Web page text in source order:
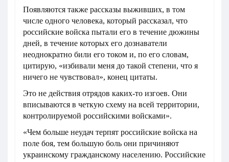
Появляются также рассказы выживших, в том
числе одного человека, который рассказал, что
российские войска пытали его в течение дюжины
дней, в течение которых его дознаватели
неоднократно били его током и, по его словам,
цитирую, «избивали меня до такой степени, что я
ничего не чувствовал», конец цитаты.
Это не действия отрядов каких-то изгоев. Они
вписываются в четкую схему на всей территории,
контролируемой российскими войсками».
«Чем больше неудач терпят российские войска на
поле боя, тем большую боль они причиняют
украинскому гражданскому населению. Российские